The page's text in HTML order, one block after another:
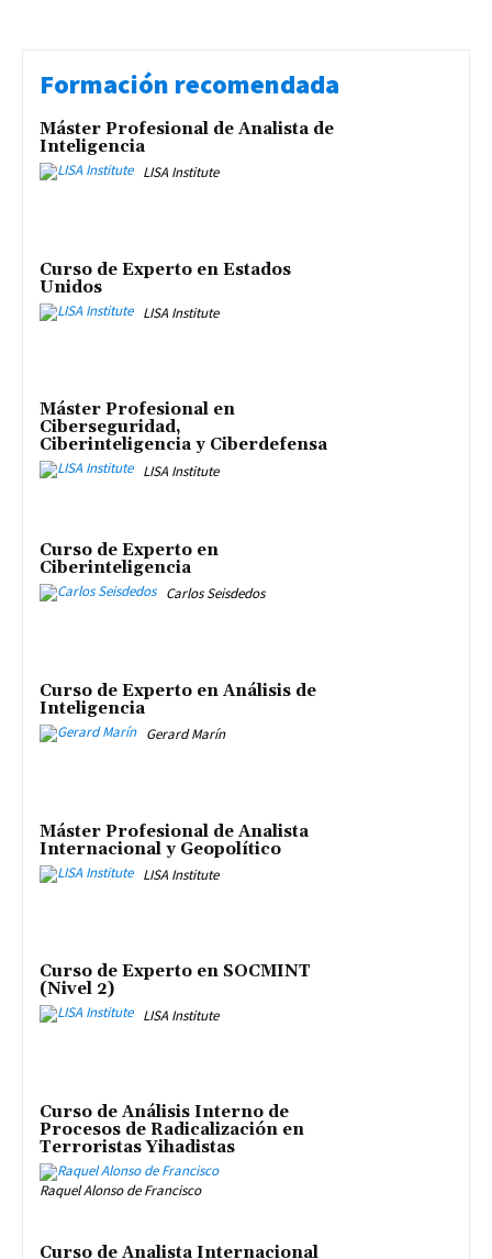
Formación recomendada
Máster Profesional de Analista de
Inteligencia
LISA Institute
Curso de Experto en Estados
Unidos
LISA Institute
Máster Profesional en
Ciberseguridad,
Ciberinteligencia y Ciberdefensa
LISA Institute
Curso de Experto en
Ciberinteligencia
Carlos Seisdedos
Curso de Experto en Análisis de
Inteligencia
Gerard Marín
Máster Profesional de Analista
Internacional y Geopolítico
LISA Institute
Curso de Experto en SOCMINT
(Nivel 2)
LISA Institute
Curso de Análisis Interno de
Procesos de Radicalización en
Terroristas Yihadistas
Raquel Alonso de Francisco
Curso de Analista Internacional